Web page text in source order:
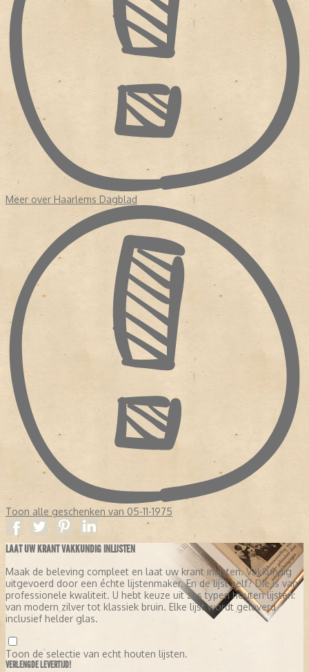
Meer over Haarlems Dagblad
Toon alle geschenken van 05-11-1975
LAAT UW KRANT VAKKUNDIG INLIJSTEN
Maak de beleving compleet en laat uw krant inlijsten. Vakkundig
uitgevoerd door een échte lijstenmaker. En de lijst zelf? Die is van
professionele kwaliteit. U hebt keuze uit zes typen houten lijsten:
van modern zilver tot klassiek bruin. Elke lijst wordt geleverd
inclusief helder glas.
Toon de selectie van echt houten lijsten.
VERLENGDE LEVERTIJD!